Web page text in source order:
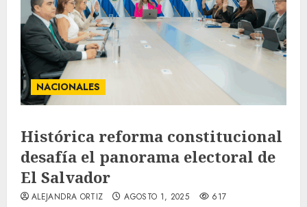
NACIONALES
Histórica reforma constitucional
desafía el panorama electoral de
El Salvador
ALEJANDRA ORTIZ AGOSTO 1, 2025 617